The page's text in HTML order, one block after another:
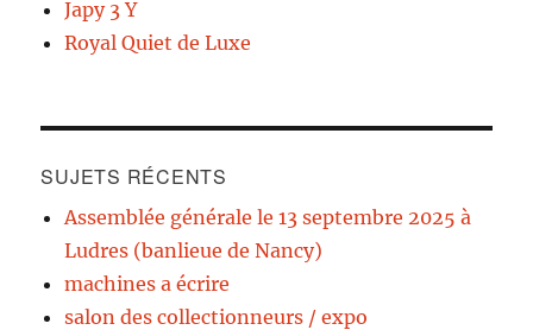
Japy 3 Y
Royal Quiet de Luxe
SUJETS RÉCENTS
Assemblée générale le 13 septembre 2025 à
Ludres (banlieue de Nancy)
machines a écrire
salon des collectionneurs / expo